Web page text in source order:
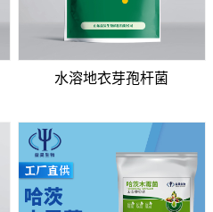
水溶地衣芽孢杆菌